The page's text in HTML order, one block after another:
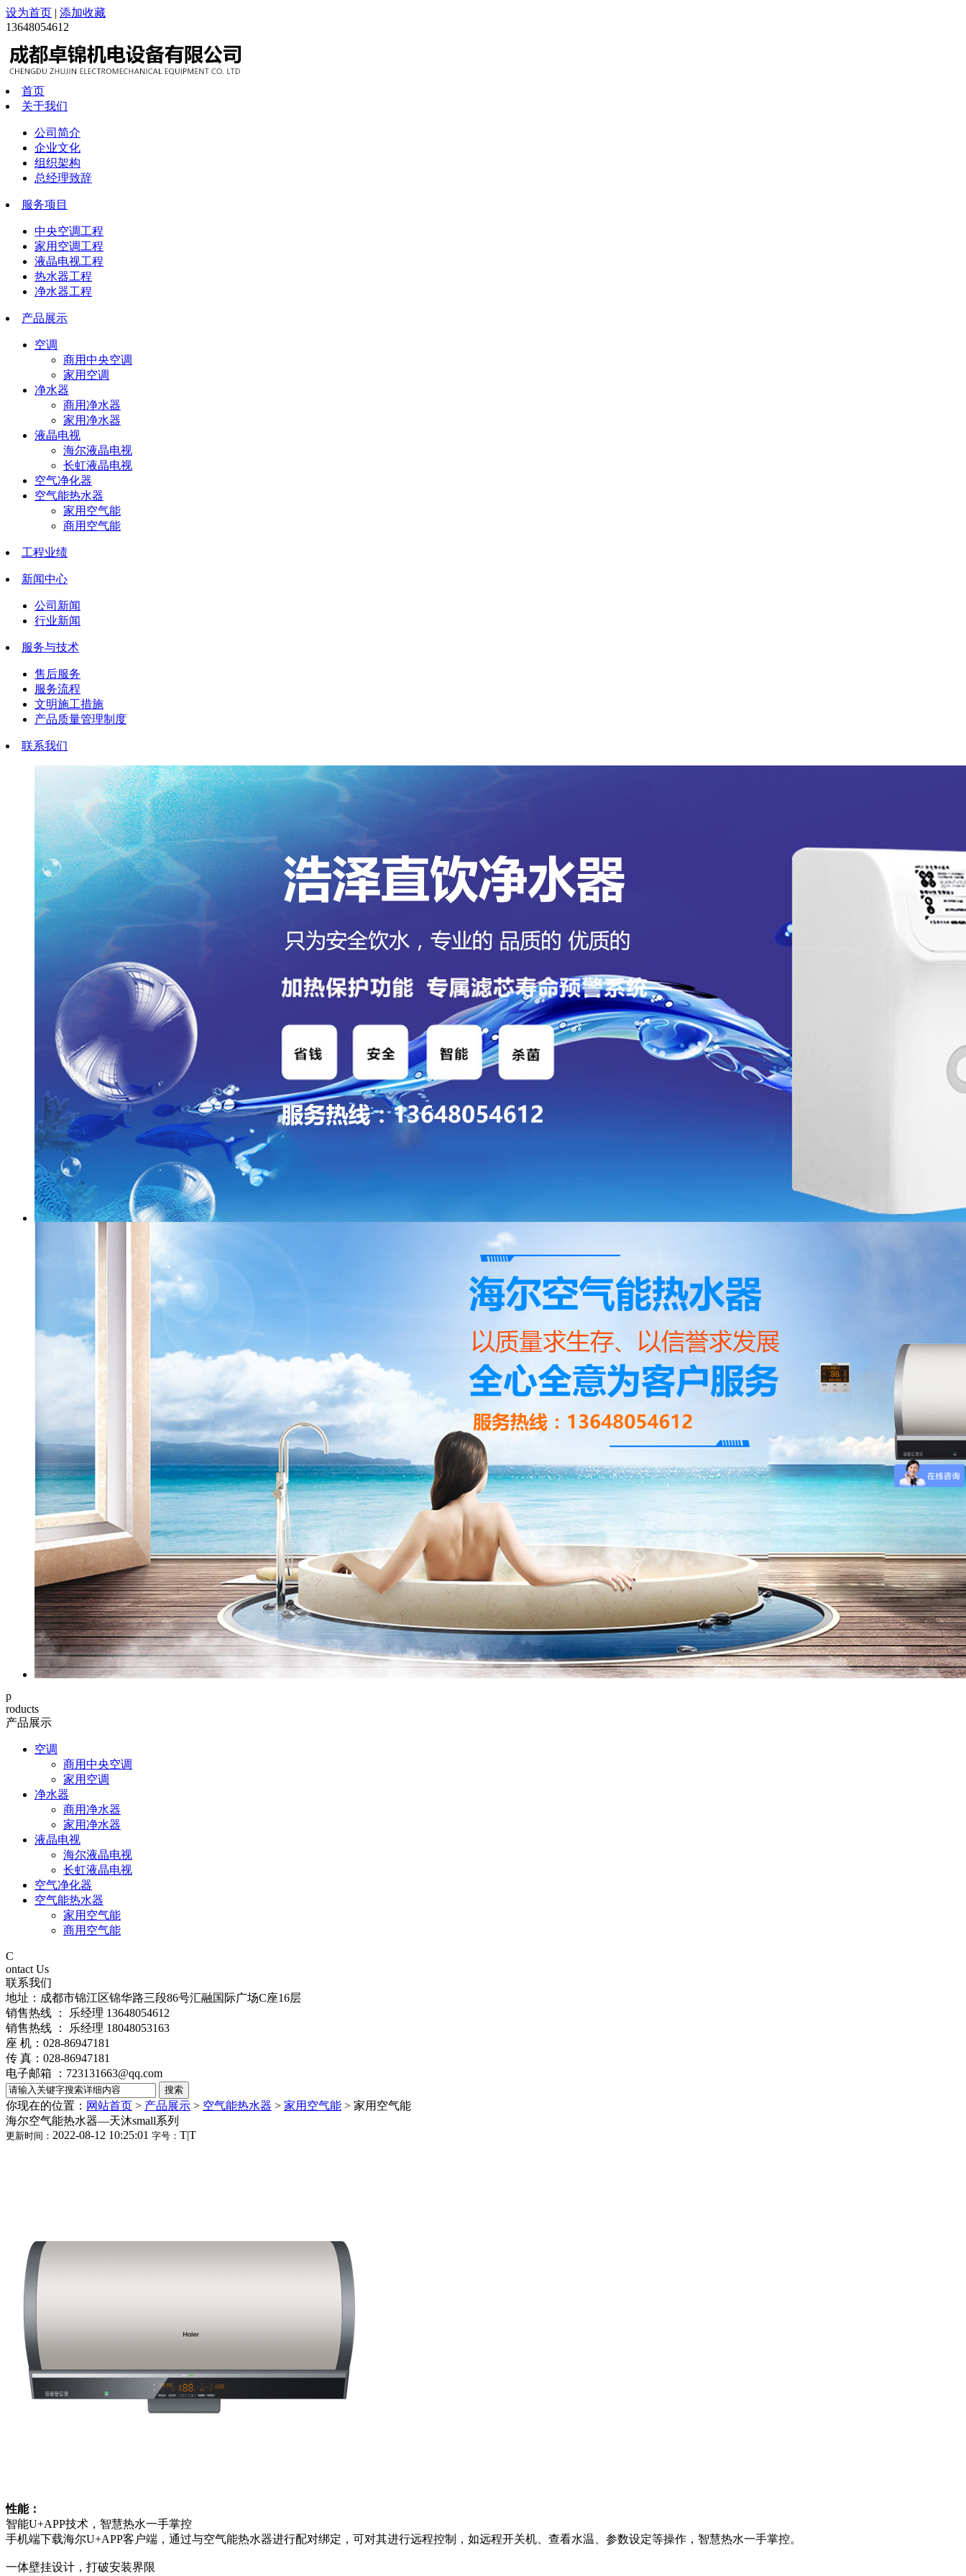
设为首页 | 添加收藏
13648054612
首页
关于我们
公司简介
企业文化
组织架构
总经理致辞
服务项目
中央空调工程
家用空调工程
液晶电视工程
热水器工程
净水器工程
产品展示
空调
商用中央空调
家用空调
净水器
商用净水器
家用净水器
液晶电视
海尔液晶电视
长虹液晶电视
空气净化器
空气能热水器
家用空气能
商用空气能
工程业绩
新闻中心
公司新闻
行业新闻
服务与技术
售后服务
服务流程
文明施工措施
产品质量管理制度
联系我们
p
roducts
产品展示
空调
商用中央空调
家用空调
净水器
商用净水器
家用净水器
液晶电视
海尔液晶电视
长虹液晶电视
空气净化器
空气能热水器
家用空气能
商用空气能
C
ontact Us
联系我们
地址：成都市锦江区锦华路三段86号汇融国际广场C座16层
销售热线 ： 乐经理 13648054612
销售热线 ： 乐经理 18048053163
座 机：028-86947181
传 真：028-86947181
电子邮箱 ：723131663@qq.com
你现在的位置： 网站首页 > 产品展示 > 空气能热水器 > 家用空气能 > 家用空气能
海尔空气能热水器—天沐small系列
更新时间： 2022-08-12 10:25:01 字号： T|T
性能：
智能U+APP技术，智慧热水一手掌控
手机端下载海尔U+APP客户端，通过与空气能热水器进行配对绑定，可对其进行远程控制，如远程开关机、查看水温、参数设定等操作，智慧热水一手掌控。
一体壁挂设计，打破安装界限